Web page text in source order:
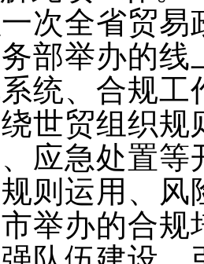
次全省贸易
部举办的线
统、合规工
世贸组织规
应急处置等
则运用、风
举办的合规